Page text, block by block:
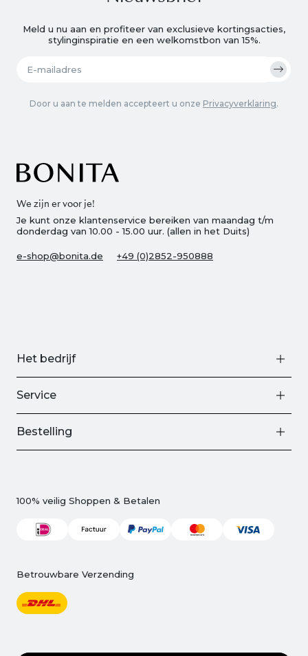
We zijn er voor je!
Je kunt onze klantenservice bereiken van maandag t/m
donderdag van 10.00 - 15.00 uur. (allen in het Duits)
e-shop@bonita.de +49 (0)2852-950888
Meld u nu aan en profiteer van exclusieve kortingsacties,
stylinginspiratie en een welkomstbon van 15%.
Door u aan te melden accepteert u onze Privacyverklaring.
Het bedrijf
Service
Bestelling
100% veilig Shoppen & Betalen
Betrouwbare Verzending